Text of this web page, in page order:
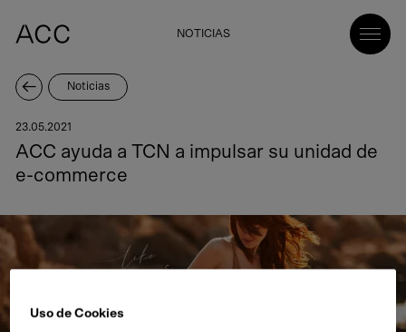
NOTICIAS
Noticias
23.05.2021
ACC ayuda a TCN a impulsar su unidad de
e-commerce
Uso de Cookies